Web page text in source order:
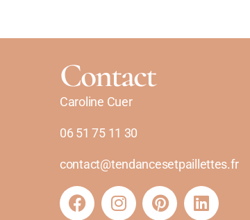
Contact
Caroline Cuer
06 51 75 11 30
contact@tendancesetpaillettes.fr